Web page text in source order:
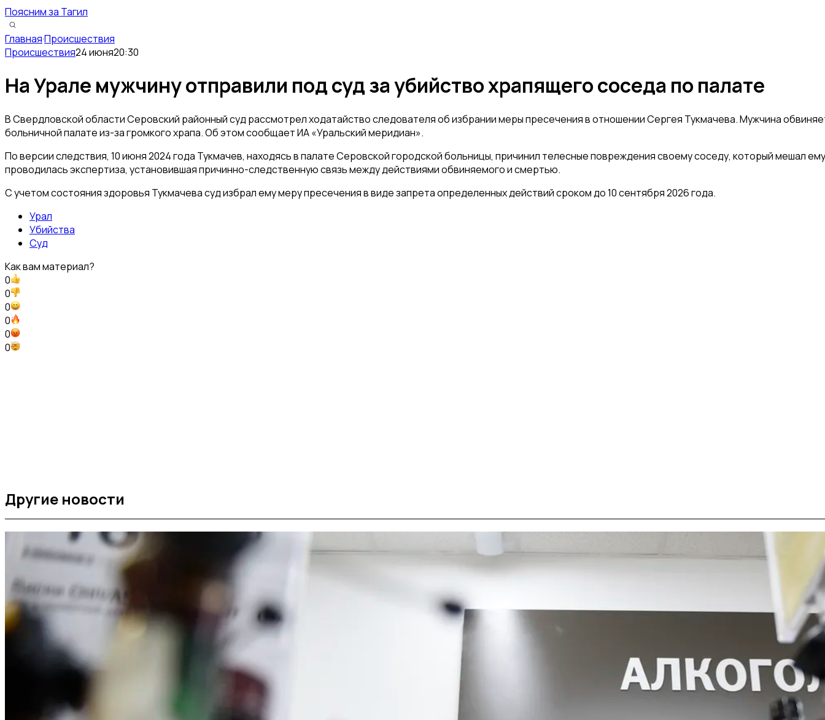
Поясним за Тагил
Главная·Происшествия
Происшествия24 июня20:30
На Урале мужчину отправили под суд за убийство храпящего соседа по палате
В Свердловской области Серовский районный суд рассмотрел ходатайство следователя об избрании меры пресечения в отношении Сергея Тукмачева. Мужчина
больничной палате из-за громкого храпа. Об этом сообщает ИА «Уральский меридиан».
По версии следствия, 10 июня 2024 года Тукмачев, находясь в палате Серовской городской больницы, причинил телесные повреждения своему соседу, который мешал
проводилась экспертиза, установившая причинно-следственную связь между действиями обвиняемого и смертью.
С учетом состояния здоровья Тукмачева суд избрал ему меру пресечения в виде запрета определенных действий сроком до 10 сентября 2026 года.
Урал
Убийства
Суд
Как вам материал?
0
0
0
0
0
0
Другие новости